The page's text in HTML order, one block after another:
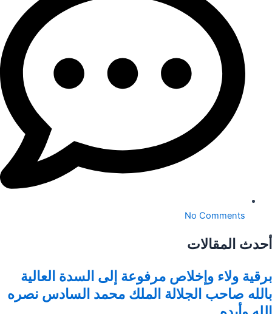
No Comments
أحدث المقالات
برقية ولاء وإخلاص مرفوعة إلى السدة العالية
بالله صاحب الجلالة الملك محمد السادس نصره